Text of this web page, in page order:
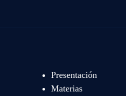
Presentación
Materias